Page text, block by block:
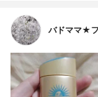
バドママ★